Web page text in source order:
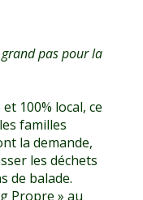
pas pour la
100% local, ce
familles
la demande,
les déchets
de balade.
Propre » au